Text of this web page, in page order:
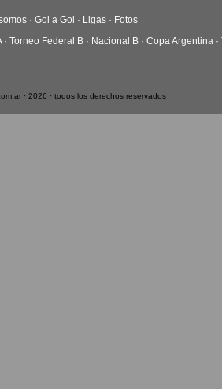
· Gol a Gol · Ligas · Fotos
· Torneo Federal B · Nacional B · Copa Argentina ·
· 2026 · todos los derechos reservados